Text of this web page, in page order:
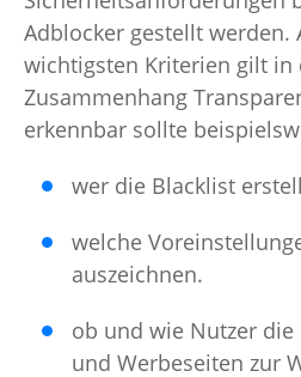
Adblocker gestellt werden.
wichtigsten Kriterien gilt in
Zusammenhang
erkennbar sollte
wer die Blacklist
welche
auszeichnen.
ob und wie Nutzer
und Werbeseiten zur